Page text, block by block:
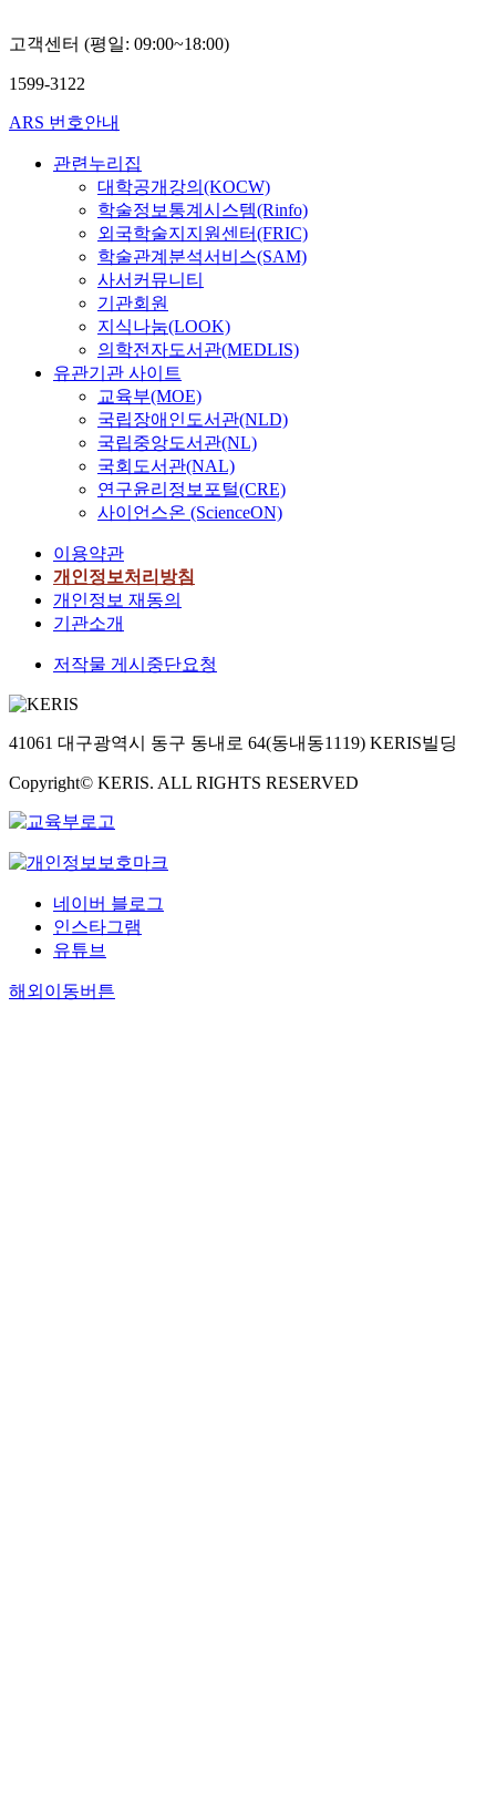
고객센터 (평일: 09:00~18:00)
1599-3122
ARS 번호안내
관련누리집
대학공개강의(KOCW)
학술정보통계시스템(Rinfo)
외국학술지지원센터(FRIC)
학술관계분석서비스(SAM)
사서커뮤니티
기관회원
지식나눔(LOOK)
의학전자도서관(MEDLIS)
유관기관 사이트
교육부(MOE)
국립장애인도서관(NLD)
국립중앙도서관(NL)
국회도서관(NAL)
연구윤리정보포털(CRE)
사이언스온 (ScienceON)
이용약관
개인정보처리방침
개인정보 재동의
기관소개
저작물 게시중단요청
41061 대구광역시 동구 동내로 64(동내동1119) KERIS빌딩
Copyright© KERIS. ALL RIGHTS RESERVED
네이버 블로그
인스타그램
유튜브
해외이동버튼